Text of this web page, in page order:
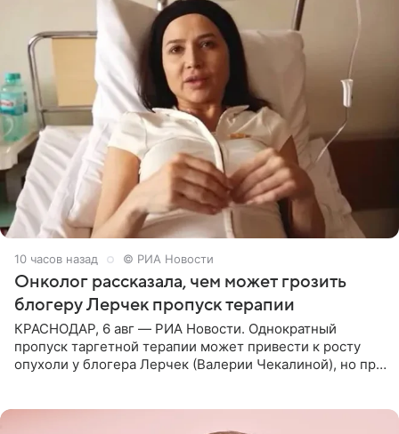
10 часов назад © РИА Новости
Онколог рассказала, чем может грозить
блогеру Лерчек пропуск терапии
КРАСНОДАР, 6 авг — РИА Новости. Однократный
пропуск таргетной терапии может привести к росту
опухоли у блогера Лерчек (Валерии Чекалиной), но при